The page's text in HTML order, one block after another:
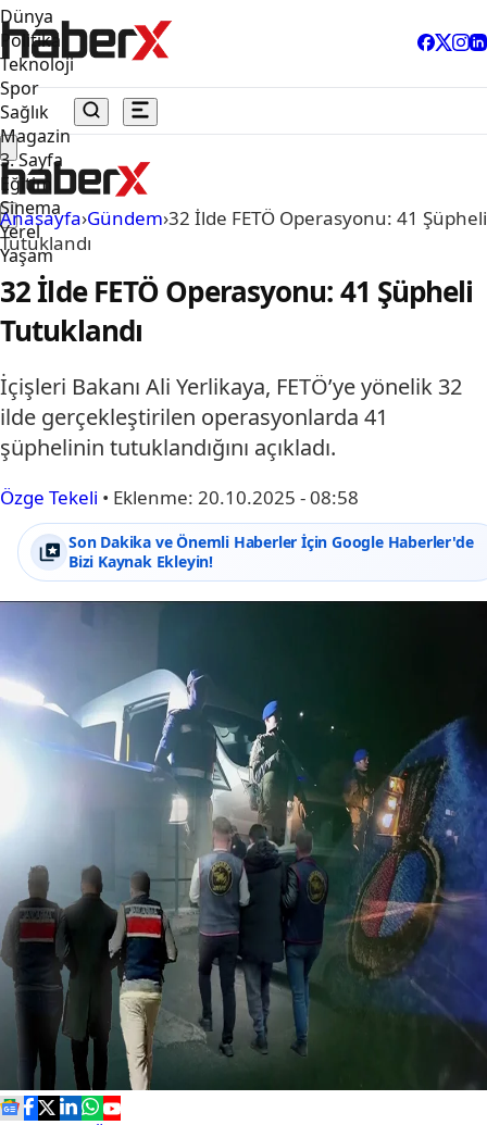
Dünya
Politika
Teknoloji
Spor
Sağlık
Magazin
3. Sayfa
Eğitim
Sinema
Yerel
Yaşam
Anasayfa›Gündem›32 İlde FETÖ Operasyonu: 41 Şüpheli
Tutuklandı
32 İlde FETÖ Operasyonu: 41 Şüpheli
Tutuklandı
İçişleri Bakanı Ali Yerlikaya, FETÖ’ye yönelik 32
ilde gerçekleştirilen operasyonlarda 41
şüphelinin tutuklandığını açıkladı.
Özge Tekeli • Eklenme: 20.10.2025 - 08:58
Son Dakika ve Önemli Haberler İçin Google Haberler'de
Bizi Kaynak Ekleyin!